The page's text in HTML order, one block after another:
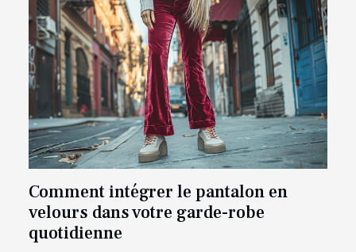
Comment intégrer le pantalon en
velours dans votre garde-robe
quotidienne